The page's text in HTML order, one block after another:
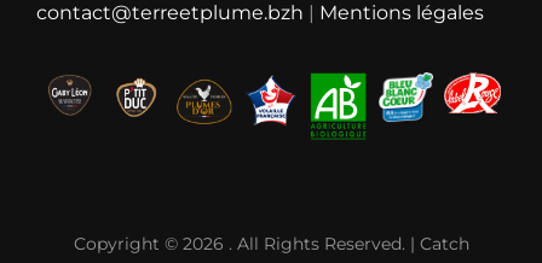
contact@terreetplume.bzh | Mentions légales
Copyright © 2026 . All Rights Reserved. | Catch